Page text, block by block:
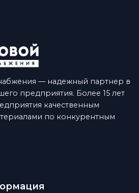
— надежный партнер в
предприятия. Более 15 лет
качественным
по конкурентным